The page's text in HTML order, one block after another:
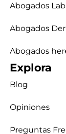
Abogados
Abogados
Abogados
Explora
Blog
Opiniones
Preguntas